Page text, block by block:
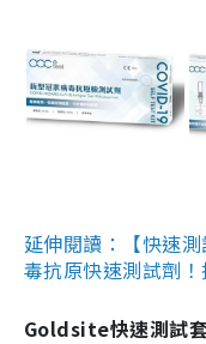
延伸閱讀：【快速
毒抗原快速測試劑
Goldsite快速測試